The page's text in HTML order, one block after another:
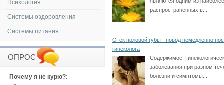
распространенных в...
Отек половой губы - повод немедленно
гинеколога
Содержимое:
заболевания при разном
болезни и симптомы...
Психология
Системы оздоровления
Системы питания
ОПРОС
Почему я не курю?: